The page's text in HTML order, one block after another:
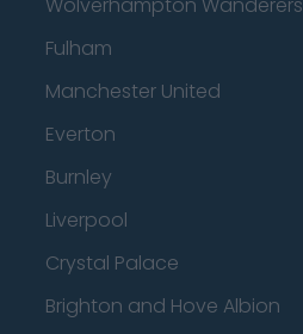
Fulham
Manchester United
Everton
Burnley
Liverpool
Crystal Palace
Brighton and Hove Albion